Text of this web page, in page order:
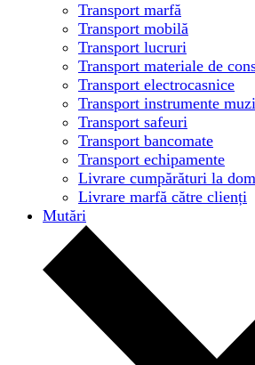
Transport marfă
Transport mobilă
Transport lucruri
Transport materiale de
Transport electrocasnice
Transport instrumente
Transport safeuri
Transport bancomate
Transport echipamente
Livrare cumpărături la
Livrare marfă către clienți
Mutări